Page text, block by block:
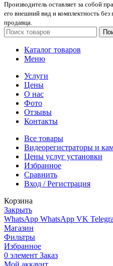
Производитель оставляет за собой
его внешний вид и комплектность
продавца.
Каталог товаров
Меню
Услуги
Цены
О нас
Фото
Отзывы
Контакты
Все товары
Видеорегистраторы и
Цены услуг установки
Избранное
Сравнить
Вход / Регистрация
Корзина
Закрыть
WhatsApp WhatsApp VK
Магазин
Фильтры
Избранное
0 элемент Заказ